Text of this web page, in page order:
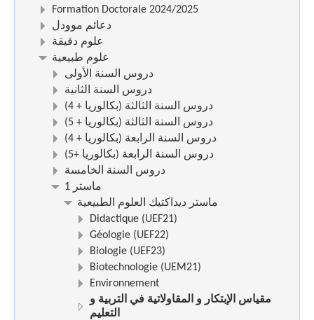
Formation Doctorale 2024/2025
دعائم موودل
علوم دقيقة
علوم طبيعية
دروس السنة الأولى
دروس السنة الثانية
(دروس السنة الثالثة (بكالوريا + 4
(دروس السنة الثالثة (بكالوريا + 5
(دروس السنة الرابعة (بكالوريا + 4
(دروس السنة الرابعة (بكالوريا +5
دروس السنة الخامسة
ماستر 1
ماستر ديداكتيك العلوم الطبيعية
Didactique (UEF21)
Géologie (UEF22)
Biologie (UEF23)
Biotechnologie (UEM21)
Environnement
مقياس الإبتكار و المقاولاتية في التربية و
التعليم